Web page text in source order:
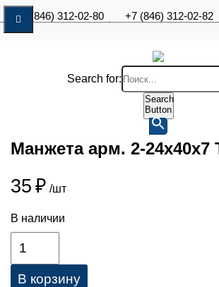
+7 (846) 312-02-80 +7 (846) 312-02-82
Search for:
Search
Button
Манжета арм. 2-24х40х7
35 ₽ /шт
В наличии
В корзину